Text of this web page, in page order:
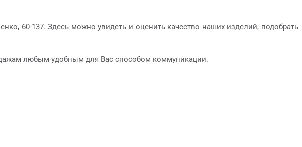
60-137. Здесь можно увидеть и оценить качество наших изделий, подобрать
любым удобным для Вас способом коммуникации.